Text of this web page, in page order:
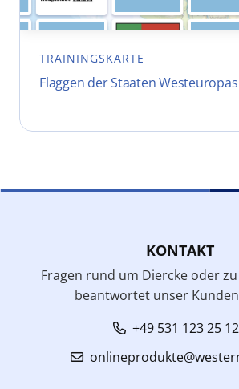
TRAININGSKARTE
Flaggen der Staaten Westeuropas
KONTAKT
Fragen rund um Diercke oder
beantwortet unser
+49 531 123 25